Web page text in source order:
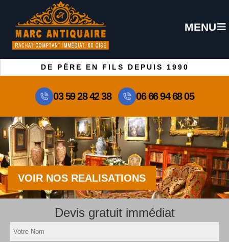
MENU
DE PÈRE EN FILS DEPUIS 1990
03 59 28 42 38 06 66 94 68 05
VOIR NOS REALISATIONS
Devis gratuit immédiat